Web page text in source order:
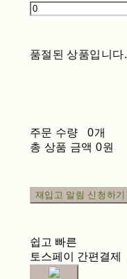
품절된 상품입니다.
주문 수량
0개
총 상품 금액 0원
재입고 알림 신청하기
쉽고 빠른
토스페이 간편결제